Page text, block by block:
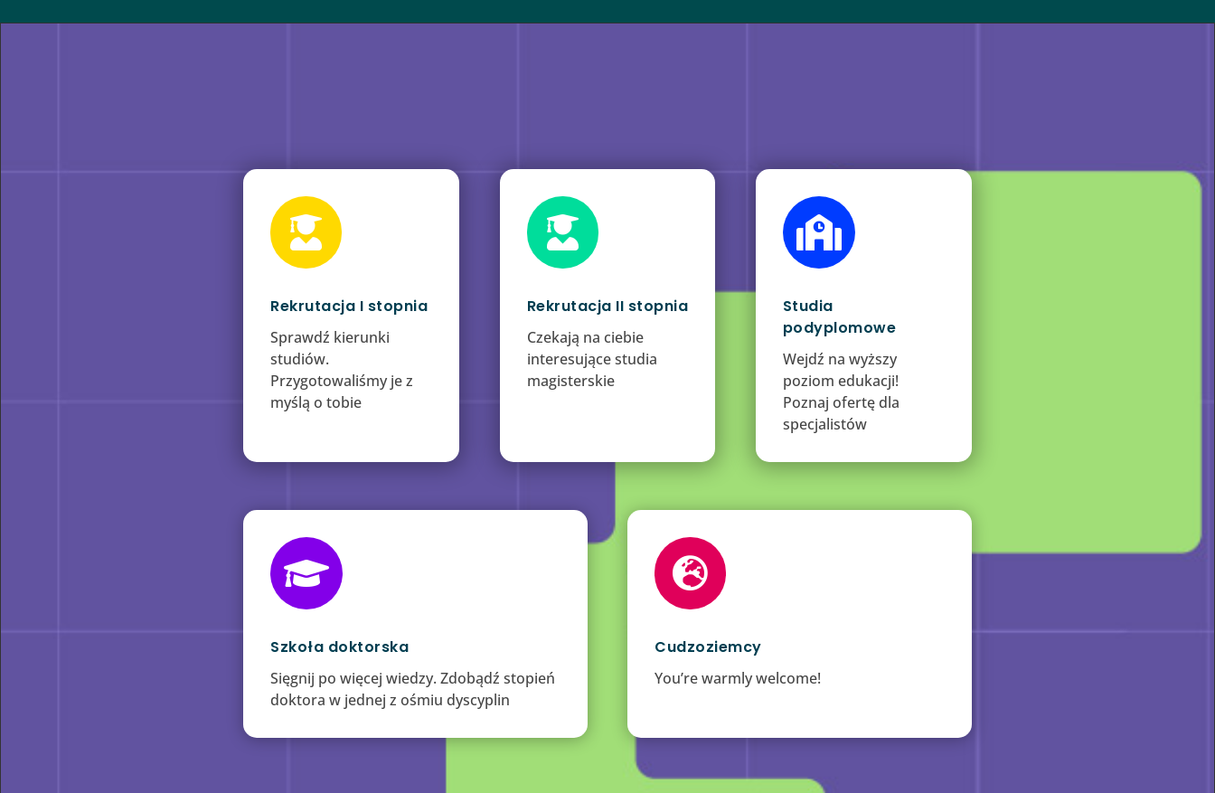

Rekrutacja I stopnia
Sprawdź kierunki
studiów.
Przygotowaliśmy je z
myślą o tobie

Rekrutacja II stopnia
Czekają na ciebie
interesujące studia
magisterskie

Studia
podyplomowe
Wejdź na wyższy
poziom edukacji!
Poznaj ofertę dla
specjalistów

Szkoła doktorska
Sięgnij po więcej wiedzy. Zdobądź stopień
doktora w jednej z ośmiu dyscyplin

Cudzoziemcy
You’re warmly welcome!